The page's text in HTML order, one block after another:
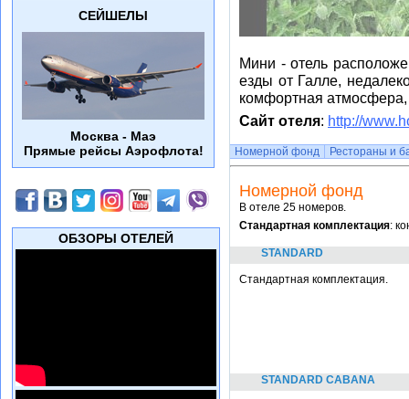
Мини - отель
езды от Галле,
комфортная
Сайт отеля: http://
Номерной фонд Рестораны и
Номерной фонд
В отеле 25 номеров.
Стандартная комплектация:
STANDARD
Стандартная комплектация.
STANDARD CABANA
СЕЙШЕЛЫ
Москва - Маэ
Прямые рейсы Аэрофлота!
ОБЗОРЫ ОТЕЛЕЙ